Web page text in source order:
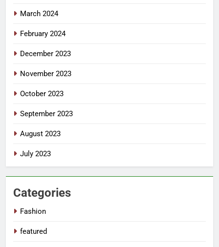
March 2024
February 2024
December 2023
November 2023
October 2023
September 2023
August 2023
July 2023
Categories
Fashion
featured